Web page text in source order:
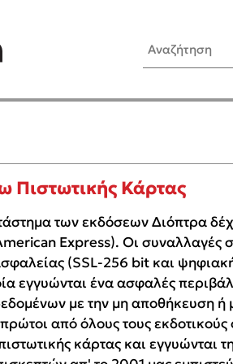
Αναζήτηση
Παύλος Καστανάς
El Sombrero
Στέφανος Ξενάκης
Sebastian Fitzek
Freida McFadden
Κατρίνα Τσάνταλη
Lucinda Riley
Mimi Matthews
Κάρτας
των εκδόσεων Διόπτρα
Express). Οι συναλλαγές
(SSL-256 bit και
εγγυώνται ένα ασφαλές
με την μη αποθήκευση ή
από όλους τους
κάρτας και